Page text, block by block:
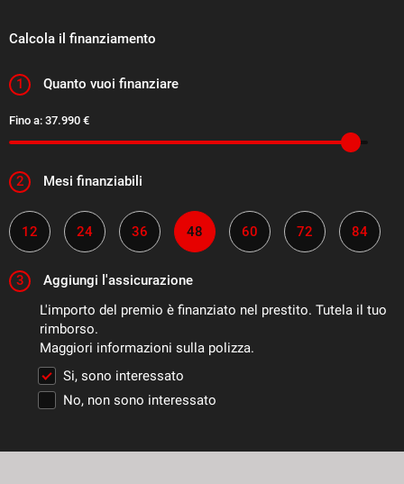
Touch screen
Trazione integrale
Volante in pelle
Volante multifunzione
Calcola il finanziamento
1 Quanto vuoi finanziare
Fino a: 37.990 €
2 Mesi finanziabili
12 24 36 48 60 72 84
3
Aggiungi l'assicurazione
L'importo del premio è finanziato nel prestito. Tutela il tuo
rimborso.
Maggiori informazioni sulla polizza.
Si, sono interessato
No, non sono interessato